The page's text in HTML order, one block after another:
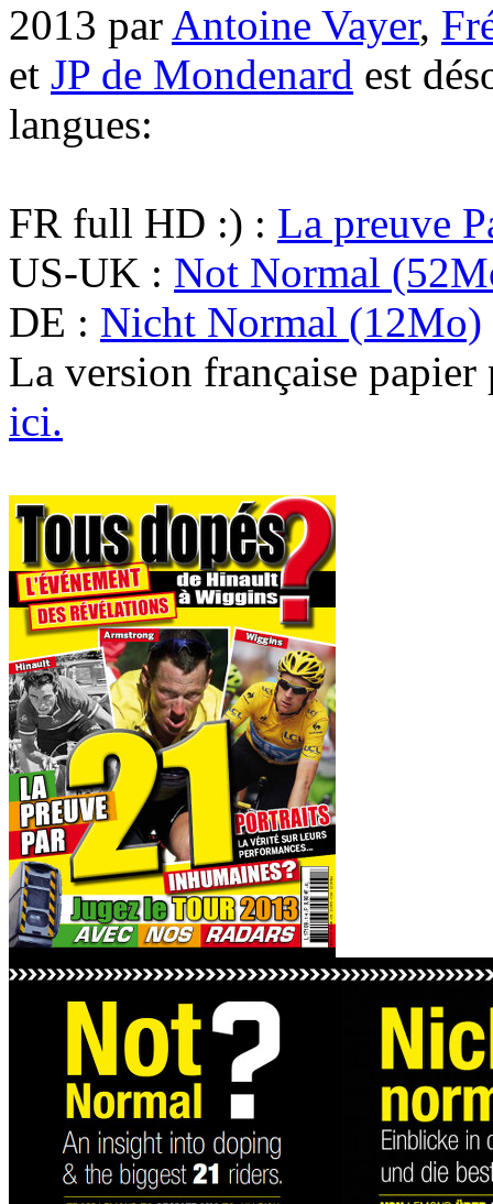
2013 par Antoine Vayer,
et JP de Mondenard est
langues:
FR full HD :) : La preuve
US-UK : Not Normal
DE : Nicht Normal (12Mo)
La version française
ici.